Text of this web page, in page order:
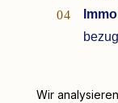
04
Wir